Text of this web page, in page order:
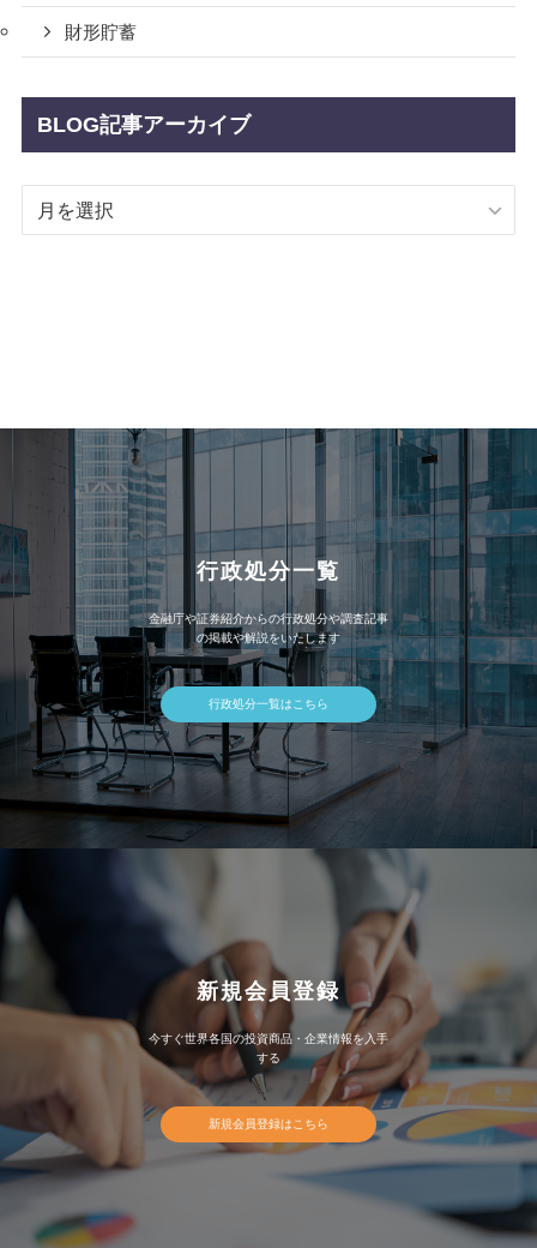
財形貯蓄
BLOG記事アーカイブ
BLOG
行政処分一覧
金融庁や証券紹介からの行政処分や調査記事
の掲載や解説をいたします
行政処分一覧はこちら
新規会員登録
今すぐ世界各国の投資商品・企業情報を入手
する
新規会員登録はこちら